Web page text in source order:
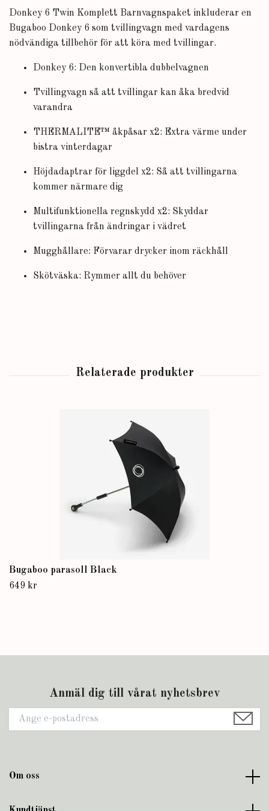
Donkey 6 Twin Komplett Barnvagnspaket inkluderar en
Bugaboo Donkey 6 som tvillingvagn med vardagens
nödvändiga tillbehör för att köra med tvillingar.
Donkey 6: Den konvertibla dubbelvagnen
Tvillingvagn så att tvillingar kan åka bredvid
varandra
THERMALITE™ åkpåsar x2: Extra värme under
bistra vinterdagar
Höjdadaptrar för liggdel x2: Så att tvillingarna
kommer närmare dig
Multifunktionella regnskydd x2: Skyddar
tvillingarna från ändringar i vädret
Mugghållare: Förvarar drycker inom räckhåll
Skötväska: Rymmer allt du behöver
Bugaboo parasoll Black
649 kr
Anmäl dig till vårat nyhetsbrev
Om oss